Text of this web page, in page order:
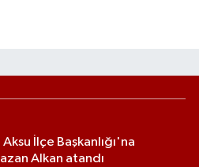
Aksu İlçe Başkanlığı'na
Alkan atandı